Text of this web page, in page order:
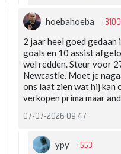
hoebahoeba +3100
2 jaar heel goed
goals en 10 assist
wel redden. Steur voor
Newcastle. Moet je
ons laat zien wat hij kan
verkopen prima maar
07-07-2026 09:47
ypy +553